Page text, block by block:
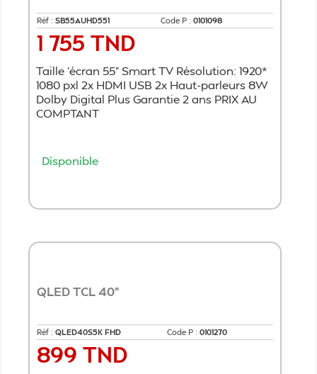
Réf : SB55AUHD551 Code P : 0101098
Prix
1 755 TND
Taille 'écran 55" Smart TV Résolution: 1920*
1080 pxl 2x HDMI USB 2x Haut-parleurs 8W
Dolby Digital Plus Garantie 2 ans PRIX AU
COMPTANT
Disponible
QLED TCL 40"
Réf : QLED40S5K FHD Code P : 0101270
Prix
899 TND